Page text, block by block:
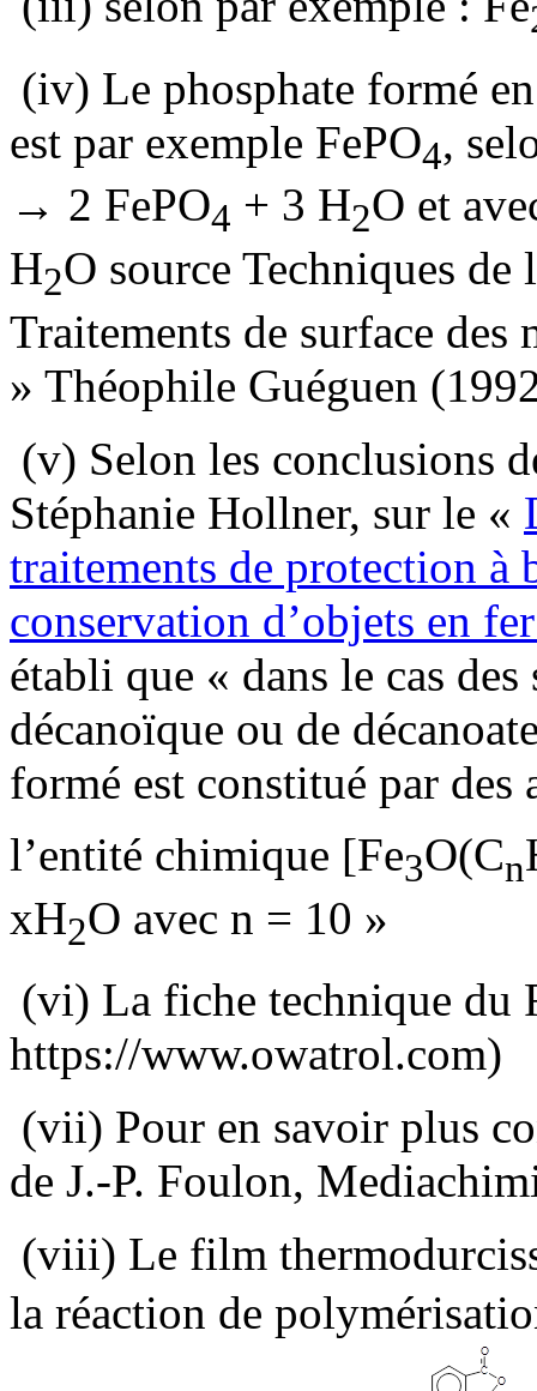
(iv) Le phosphate formé
est par exemple FePO4,
→ 2 FePO4 + 3 H2O et
H2O source Techniques
Traitements de surface des
» Théophile Guéguen
(v) Selon les conclusions
Stéphanie Hollner, sur le «
traitements de protection à
conservation d’objets en
établi que « dans le cas
décanoïque ou de
formé est constitué par des
l’entité chimique [Fe3O(Cn
xH2O avec n = 10 »
(vi) La fiche technique
https://www.owatrol.com)
(vii) Pour en savoir plus
de J.-P. Foulon,
(viii) Le film
la réaction de